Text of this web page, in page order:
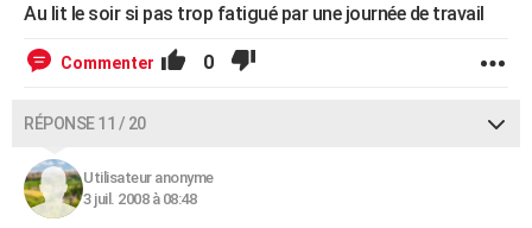
Au lit le soir si pas trop fatigué par une journée de travail
Commenter 0
RÉPONSE 11 / 20
Utilisateur anonyme
3 juil. 2008 à 08:48